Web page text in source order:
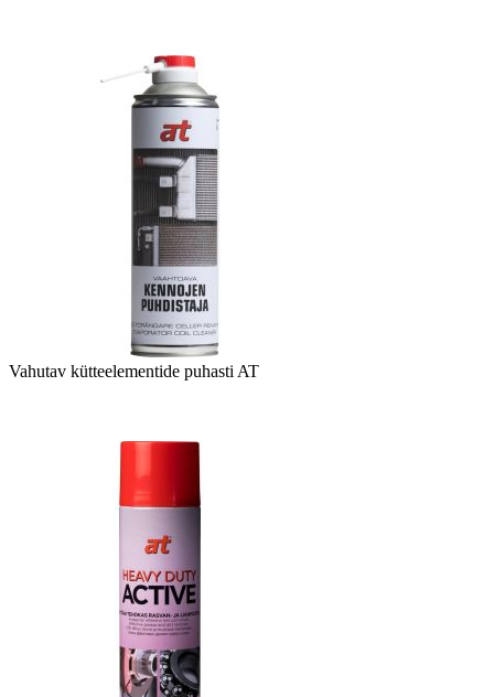
Vahutav kütteelementide puhasti AT